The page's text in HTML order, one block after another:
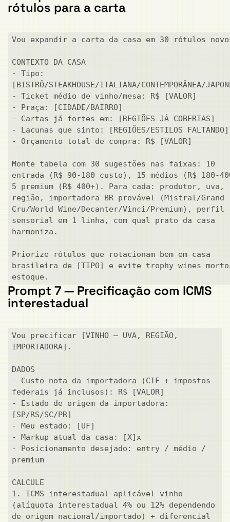
rótulos para a carta
Vou expandir a carta da casa em 30 rótulos
CONTEXTO DA CASA
- Tipo:
[BISTRÔ/STEAKHOUSE/ITALIANA/CONTEMPORÂNEA/
- Ticket médio de vinho/mesa: R$ [VALOR]
- Praça: [CIDADE/BAIRRO]
- Cartas já fortes em: [REGIÕES JÁ COBERTAS]
- Lacunas que sinto: [REGIÕES/ESTILOS FALTANDO]
- Orçamento total de compra: R$ [VALOR]
Monte tabela com 30 sugestões nas faixas: 10
entrada (R$ 90-180 custo), 15 médios (R$ 180-
5 premium (R$ 400+). Para cada: produtor, uva,
região, importadora BR provável (Mistral/Grand
Cru/World Wine/Decanter/Vinci/Premium), perfil
sensorial em 1 linha, com qual prato da casa
harmoniza.
Priorize rótulos que rotacionam bem em casa
brasileira de [TIPO] e evite trophy wines
estoque.
Prompt 7 — Precificação com ICMS
interestadual
Vou precificar [VINHO — UVA, REGIÃO,
IMPORTADORA].
DADOS
- Custo nota da importadora (CIF + impostos
federais já inclusos): R$ [VALOR]
- Estado de origem da importadora:
[SP/RS/SC/PR]
- Meu estado: [UF]
- Markup atual da casa: [X]x
- Posicionamento desejado: entry / médio /
premium
CALCULE
1. ICMS interestadual aplicável vinho
(alíquota interestadual 4% ou 12% dependendo
de origem nacional/importado) + diferencial